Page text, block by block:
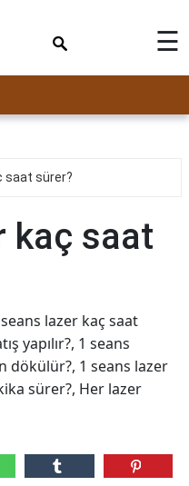
☰
saat sürer?
kaç saat
lazer kaç saat
yapılır?, 1 seans
dökülür?, 1 seans lazer
sürer?, Her lazer